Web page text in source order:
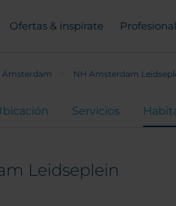
Ofertas & inspírate
Ámsterdam NH Amsterdam
Servicios
Leidseplein